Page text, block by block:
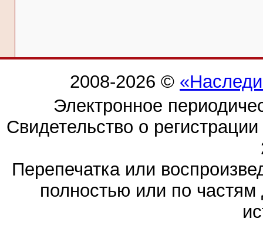
2008-2026 ©
Электронное
Свидетельство о
Перепечатка или
полностью или по частям